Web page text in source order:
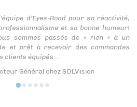
d'Eyes-Road pour sa réactivité,
et sa bonne humeur!
sommes passés de « rien » à un
et prêt à recevoir des commandes
clients équipés...
Général chez SDLVision